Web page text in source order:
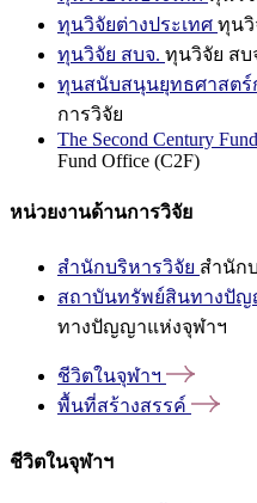
ทุนวิจัยต่างประเทศ ทุนวิ
ทุนวิจัย สบจ. ทุนวิจัย สบ
ทุนสนับสนุนยุทธศาสตร์
การวิจัย
The Second Century
Fund Office (C2F)
หน่วยงานด้านการวิจัย
สำนักบริหารวิจัย สำนัก
สถาบันทรัพย์สินทางปัญ
ทางปัญญาแห่งจุฬาฯ
ชีวิตในจุฬาฯ
พื้นที่สร้างสรรค์
ชีวิตในจุฬาฯ